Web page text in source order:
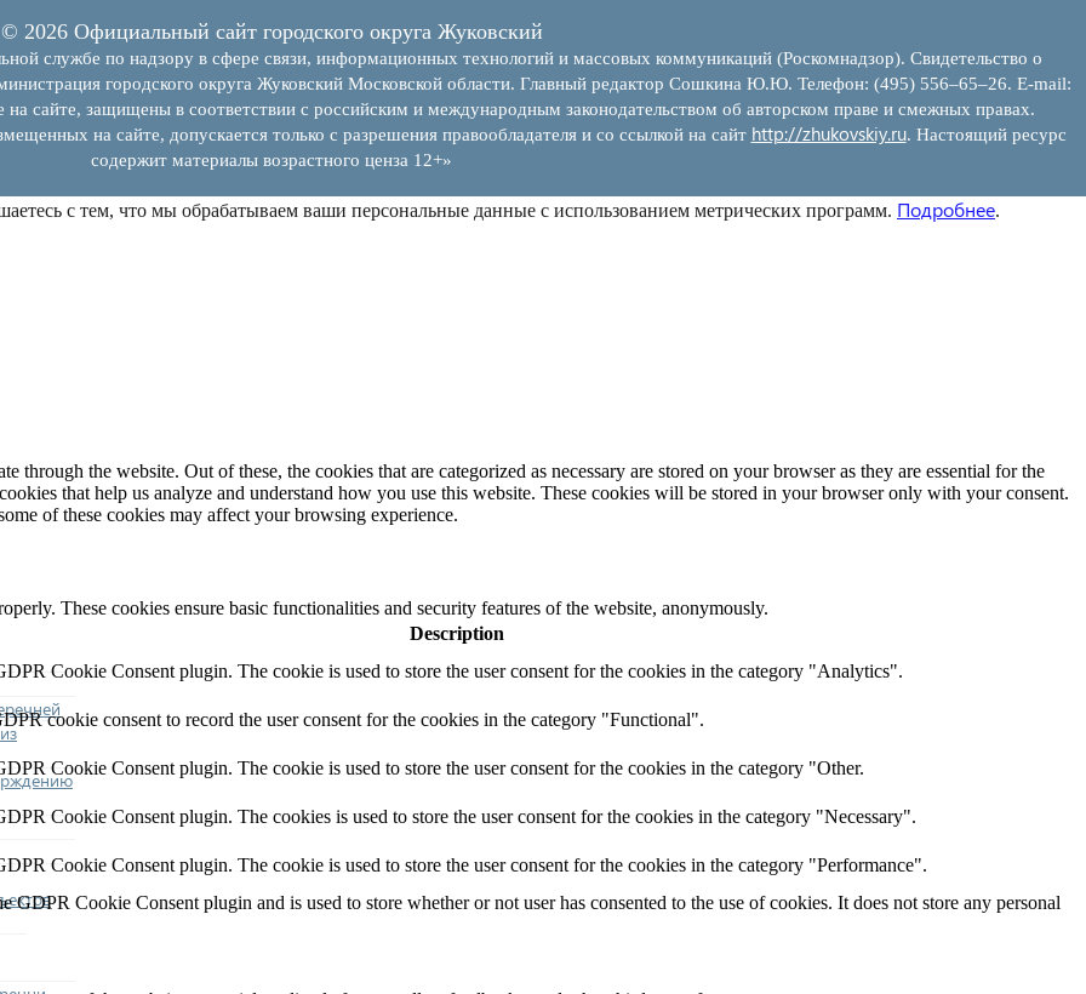
© 2026 Официальный сайт городского округа Жуковский
службе по надзору в сфере связи, информационных технологий и массовых коммуникаций (Роскомнадзор). Свидетельство о
городского округа Жуковский Московской области. Главный редактор Сошкина Ю.Ю. Телефон: (495) 556–65–26. E‑mail:
сайте, защищены в соответствии с российским и международным законодательством об авторском праве и смежных правах.
на сайте, допускается только с разрешения правообладателя и со ссылкой на сайт http://zhukovskiy.ru. Настоящий ресурс
содержит материалы возрастного ценза 12+»
с тем, что мы обрабатываем ваши персональные данные с использованием метрических программ. Подробнее.
the website. Out of these, the cookies that are categorized as necessary are stored on your browser as they are essential for the
that help us analyze and understand how you use this website. These cookies will be stored in your browser only with your consent.
of these cookies may affect your browsing experience.
These cookies ensure basic functionalities and security features of the website, anonymously.
Description
Cookie Consent plugin. The cookie is used to store the user consent for the cookies in the category "Analytics".
cookie consent to record the user consent for the cookies in the category "Functional".
Cookie Consent plugin. The cookie is used to store the user consent for the cookies in the category "Other.
Cookie Consent plugin. The cookies is used to store the user consent for the cookies in the category "Necessary".
Cookie Consent plugin. The cookie is used to store the user consent for the cookies in the category "Performance".
GDPR Cookie Consent plugin and is used to store whether or not user has consented to the use of cookies. It does not store any personal